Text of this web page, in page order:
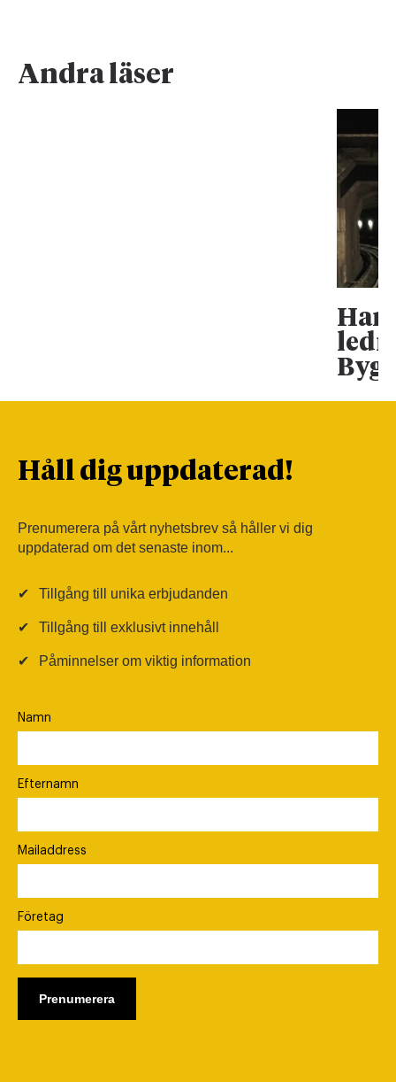
Andra läser
Han
Håll dig uppdaterad!
Prenumerera på vårt nyhetsbrev så håller vi dig
uppdaterad om det senaste inom...
✔ Tillgång till unika erbjudanden
✔ Tillgång till exklusivt innehåll
✔ Påminnelser om viktig information
Namn
Efternamn
Mailaddress
Företag